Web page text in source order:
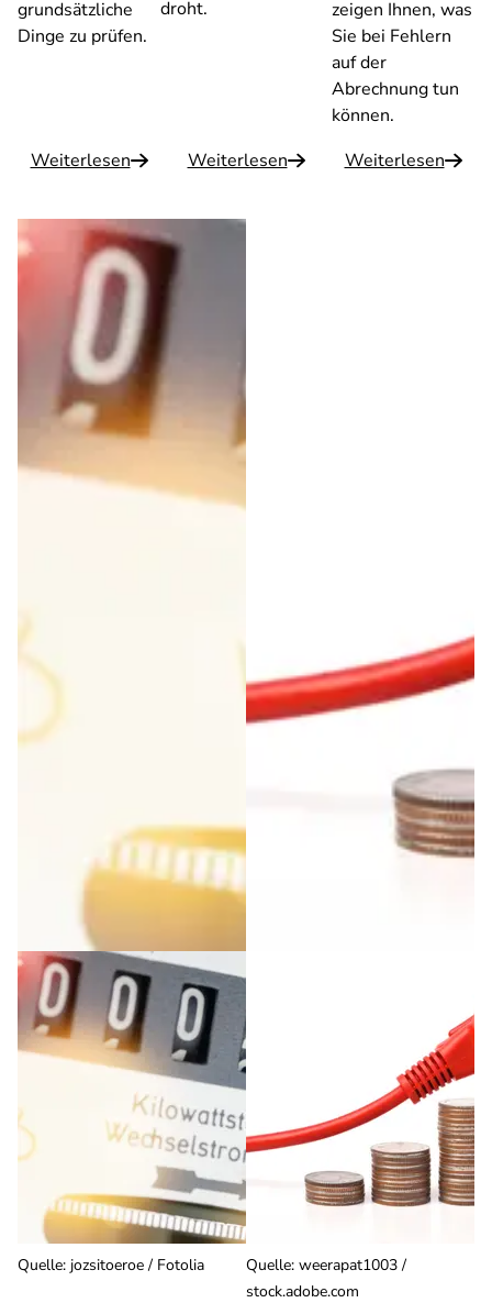
grundsätzliche
Dinge zu prüfen.
Weiterlesen
droht.
Weiterlesen
zeigen Ihnen, was
Sie bei Fehlern
auf der
Abrechnung tun
können.
Weiterlesen
Quelle: jozsitoeroe / Fotolia Quelle: weerapat1003 /
stock.adobe.com